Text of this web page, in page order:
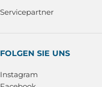
Servicepartner
FOLGEN SIE UNS
Instagram